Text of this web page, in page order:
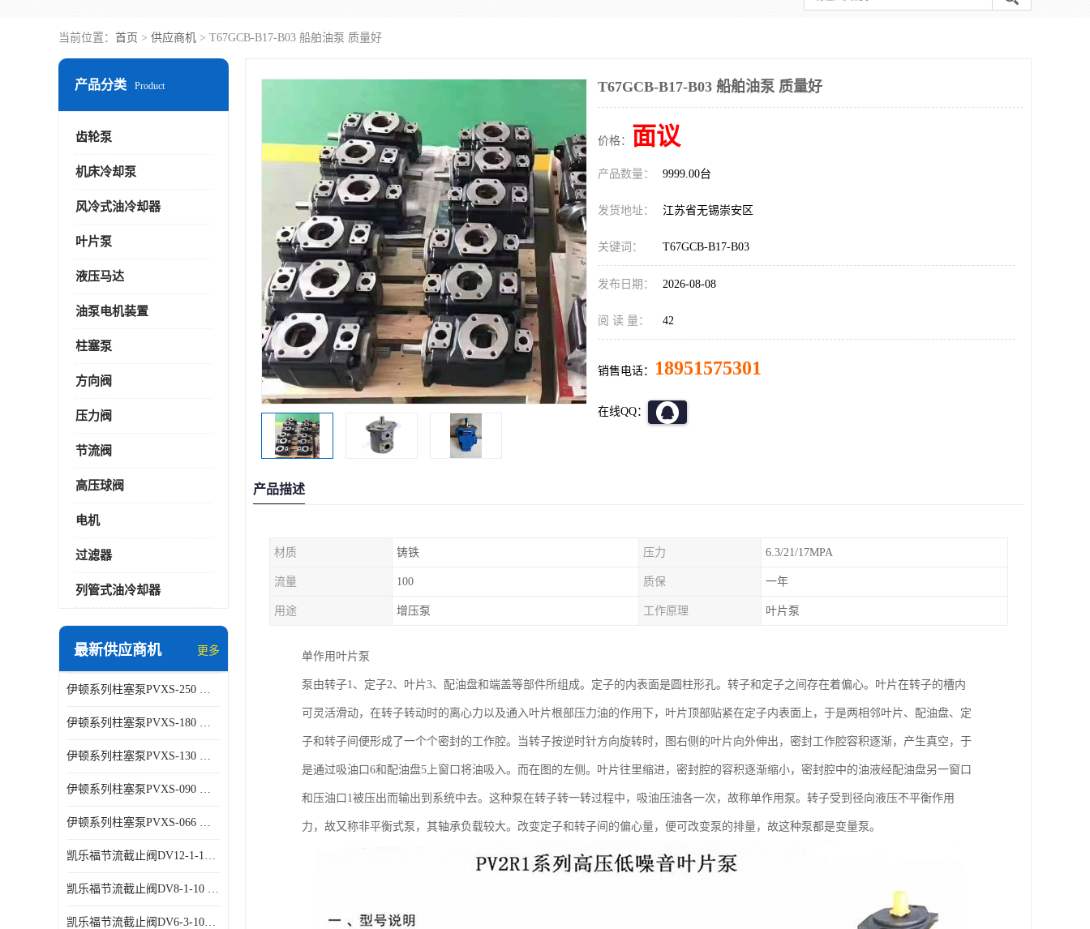
当前位置： 首页 > 供应商机 > T67GCB-B17-B03 船舶油泵 质量好
产品分类 Product
齿轮泵
机床冷却泵
风冷式油冷却器
叶片泵
液压马达
油泵电机装置
柱塞泵
方向阀
压力阀
节流阀
高压球阀
电机
过滤器
列管式油冷却器
最新供应商机 更多
伊顿系列柱塞泵PVXS-250 钢铁厂液压系统增压油泵
伊顿系列柱塞泵PVXS-180 钢铁厂液压系统增压油泵
伊顿系列柱塞泵PVXS-130 钢铁厂液压系统增压油泵
伊顿系列柱塞泵PVXS-090 钢铁厂液压系统增压油泵
伊顿系列柱塞泵PVXS-066 钢铁厂液压系统增压油泵
凯乐福节流截止阀DV12-1-10 液压站节流阀
凯乐福节流截止阀DV8-1-10 液压站节流阀
凯乐福节流截止阀DV6-3-10液压站节流阀
T67GCB-B17-B03 船舶油泵 质量好
价格： 面议
产品数量： 9999.00台
发货地址： 江苏省无锡崇安区
关键词： T67GCB-B17-B03
发布日期： 2026-08-08
阅 读 量： 42
销售电话： 18951575301
在线QQ：
产品描述
材质 铸铁 压力 6.3/21/17MPA
流量 100 质保 一年
用途 增压泵 工作原理 叶片泵
单作用叶片泵
泵由转子1、定子2、叶片3、配油盘和端盖等部件所组成。定子的内表面是圆柱形孔。转子和定子之间存在着偏心。叶片在转子的槽内
可灵活滑动，在转子转动时的离心力以及通入叶片根部压力油的作用下，叶片顶部贴紧在定子内表面上，于是两相邻叶片、配油盘、定
子和转子间便形成了一个个密封的工作腔。当转子按逆时针方向旋转时，图右侧的叶片向外伸出，密封工作腔容积逐渐，产生真空，于
是通过吸油口6和配油盘5上窗口将油吸入。而在图的左侧。叶片往里缩进，密封腔的容积逐渐缩小，密封腔中的油液经配油盘另一窗口
和压油口1被压出而输出到系统中去。这种泵在转子转一转过程中，吸油压油各一次，故称单作用泵。转子受到径向液压不平衡作用
力，故又称非平衡式泵，其轴承负载较大。改变定子和转子间的偏心量，便可改变泵的排量，故这种泵都是变量泵。